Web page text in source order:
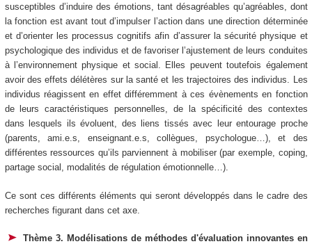
susceptibles d’induire des émotions, tant désagréables qu’agréables, dont
la fonction est avant tout d’impulser l’action dans une direction déterminée
et d’orienter les processus cognitifs afin d’assurer la sécurité physique et
psychologique des individus et de favoriser l’ajustement de leurs conduites
à l’environnement physique et social. Elles peuvent toutefois également
avoir des effets délétères sur la santé et les trajectoires des individus. Les
individus réagissent en effet différemment à ces évènements en fonction
de leurs caractéristiques personnelles, de la spécificité des contextes
dans lesquels ils évoluent, des liens tissés avec leur entourage proche
(parents, ami.e.s, enseignant.e.s, collègues, psychologue…), et des
différentes ressources qu’ils parviennent à mobiliser (par exemple, coping,
partage social, modalités de régulation émotionnelle…).
Ce sont ces différents éléments qui seront développés dans le cadre des
recherches figurant dans cet axe.
Thème 3. Modélisations de méthodes d'évaluation innovantes en